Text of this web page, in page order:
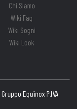
Chi Siamo
Wiki Faq
Wiki Sogni
Wiki Look
Gruppo Equinox P.IVA